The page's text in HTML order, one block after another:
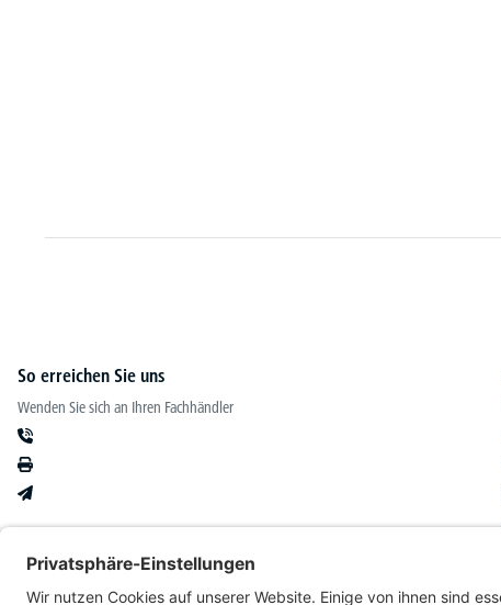
So erreichen Sie uns
Wenden Sie sich an Ihren Fachhändler